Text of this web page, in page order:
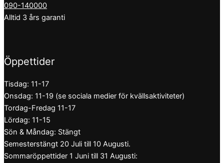
090-140000
Alltid 3 års garanti
Öppettider
Tisdag: 11-17
Onsdag: 11-19 (se sociala medier för kvällsaktiviteter)
Tordag-Fredag 11-17
Lördag: 11-15
Sön & Måndag: Stängt
Semesterstängt 20 Juli till 10 Augusti.
Sommaröppettider 1 Juni till 31 Augusti: